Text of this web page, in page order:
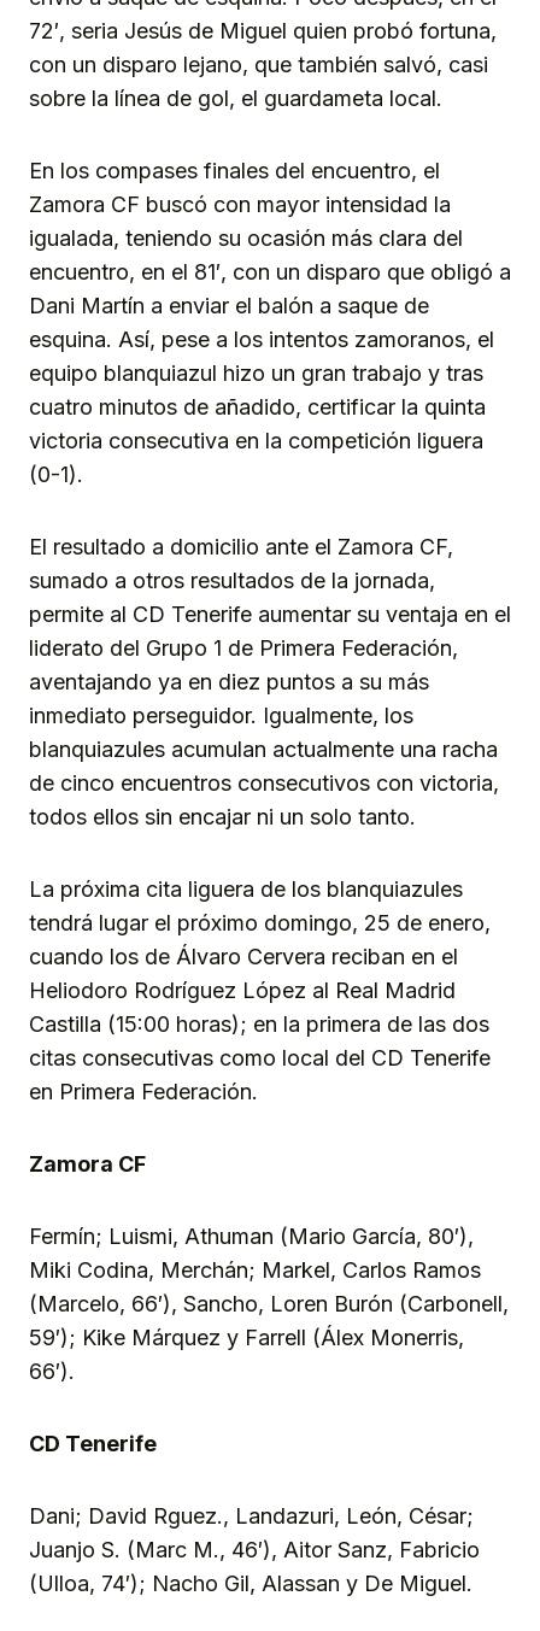
72′, seria Jesús de Miguel quien probó fortuna,
con un disparo lejano, que también salvó, casi
sobre la línea de gol, el guardameta local.
En los compases finales del encuentro, el
Zamora CF buscó con mayor intensidad la
igualada, teniendo su ocasión más clara del
encuentro, en el 81′, con un disparo que obligó a
Dani Martín a enviar el balón a saque de
esquina. Así, pese a los intentos zamoranos, el
equipo blanquiazul hizo un gran trabajo y tras
cuatro minutos de añadido, certificar la quinta
victoria consecutiva en la competición liguera
(0-1).
El resultado a domicilio ante el Zamora CF,
sumado a otros resultados de la jornada,
permite al CD Tenerife aumentar su ventaja en el
liderato del Grupo 1 de Primera Federación,
aventajando ya en diez puntos a su más
inmediato perseguidor. Igualmente, los
blanquiazules acumulan actualmente una racha
de cinco encuentros consecutivos con victoria,
todos ellos sin encajar ni un solo tanto.
La próxima cita liguera de los blanquiazules
tendrá lugar el próximo domingo, 25 de enero,
cuando los de Álvaro Cervera reciban en el
Heliodoro Rodríguez López al Real Madrid
Castilla (15:00 horas); en la primera de las dos
citas consecutivas como local del CD Tenerife
en Primera Federación.
Zamora CF
Fermín; Luismi, Athuman (Mario García, 80′),
Miki Codina, Merchán; Markel, Carlos Ramos
(Marcelo, 66′), Sancho, Loren Burón (Carbonell,
59′); Kike Márquez y Farrell (Álex Monerris,
66′).
CD Tenerife
Dani; David Rguez., Landazuri, León, César;
Juanjo S. (Marc M., 46′), Aitor Sanz, Fabricio
(Ulloa, 74′); Nacho Gil, Alassan y De Miguel.